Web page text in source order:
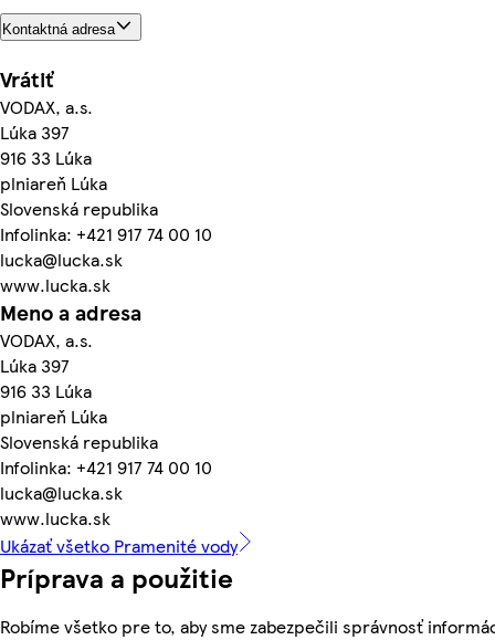
Kontaktná adresa
Vrátiť
VODAX, a.s.
Lúka 397
916 33 Lúka
plniareň Lúka
Slovenská republika
Infolinka: +421 917 74 00 10
lucka@lucka.sk
www.lucka.sk
Meno a adresa
VODAX, a.s.
Lúka 397
916 33 Lúka
plniareň Lúka
Slovenská republika
Infolinka: +421 917 74 00 10
lucka@lucka.sk
www.lucka.sk
Ukázať všetko Pramenité vody
Príprava a použitie
Robíme všetko pre to, aby sme zabezpečili správnosť